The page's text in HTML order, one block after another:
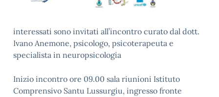
interessati sono invitati all’incontro curato dal dott.
Ivano Anemone, psicologo, psicoterapeuta e
specialista in neuropsicologia
Inizio incontro ore 09.00 sala riunioni Istituto
Comprensivo Santu Lussurgiu, ingresso fronte